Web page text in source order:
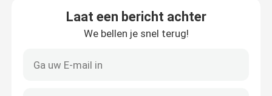
De Batterij van het Grasmaaimachinelithium
Haardplaatbatterij
Laat een bericht achter
We bellen je snel terug!